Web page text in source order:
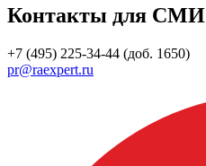
Контакты для СМИ
+7 (495) 225-34-44 (доб. 1650)
pr@raexpert.ru